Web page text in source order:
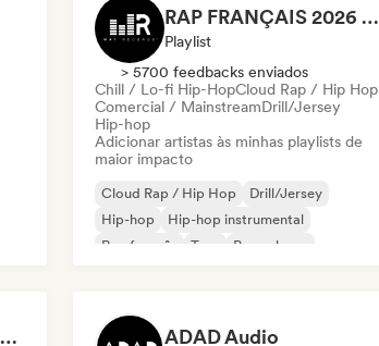
RAP FRANÇAIS 2026 🔥🇫🇷 (Way Records)
Playlist
> 5700 feedbacks enviados
Chill / Lo-fi Hip-HopCloud Rap / Hip Hop
Comercial / MainstreamDrill/Jersey
Hip-hop
Adicionar artistas às minhas playlists de
maior impacto
Cloud Rap / Hip Hop
Drill/Jersey
Hip-hop
Hip-hop instrumental
Rap francês
Trap
Pop urbano
Dreamers Island Entertainment ADAD Audio